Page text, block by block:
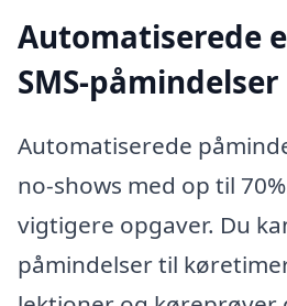
Automatiserede
SMS-påmindelser
Automatiserede
no-shows med op til
vigtigere opgaver. Du
påmindelser til